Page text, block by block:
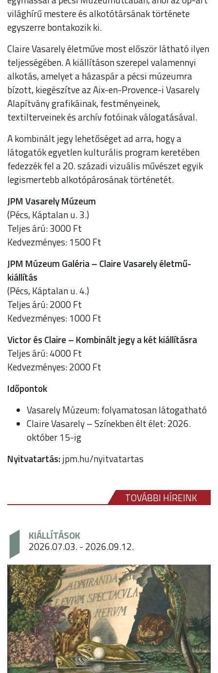
világhírű mestere és alkotótársának története
egyszerre bontakozik ki.
Claire Vasarely életműve most először látható ilyen
teljességében. A kiállításon szerepel valamennyi
alkotás, amelyet a házaspár a pécsi múzeumra
bízott, kiegészítve az Aix-en-Provence-i Vasarely
Alapítvány grafikáinak, festményeinek,
textilterveinek és archív fotóinak válogatásával.
A kombinált jegy lehetőséget ad arra, hogy a
látogatók egyetlen kulturális program keretében
fedezzék fel a 20. századi vizuális művészet egyik
legismertebb alkotópárosának történetét.
JPM Vasarely Múzeum
(Pécs, Káptalan u. 3.)
Teljes árú: 3000 Ft
Kedvezményes: 1500 Ft
JPM Múzeum Galéria – Claire Vasarely életmű-
kiállítás
(Pécs, Káptalan u. 4.)
Teljes árú: 2000 Ft
Kedvezményes: 1000 Ft
Victor és Claire – Kombinált jegy a két kiállításra
Teljes árú: 4000 Ft
Kedvezményes: 2000 Ft
Időpontok
Vasarely Múzeum: folyamatosan látogatható
Claire Vasarely – Színekben élt élet: 2026.
október 15-ig
Nyitvatartás: jpm.hu/nyitvatartas
TOVÁBBI HÍREINK
KIÁLLÍTÁSOK
2026.07.03. - 2026.09.12.